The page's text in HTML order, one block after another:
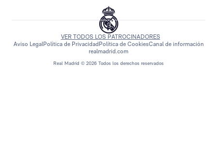
Real Madrid © 2026 Todos los derechos reservados
VER TODOS LOS PATROCINADORES
Aviso LegalPolítica de Privacidad Política de CookiesCanal de información
realmadrid.com